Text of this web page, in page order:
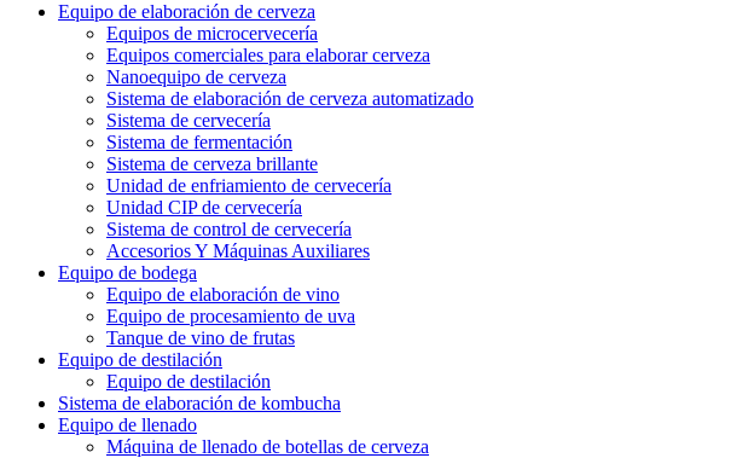
Equipo de elaboración de cerveza
Equipos de microcervecería
Equipos comerciales para elaborar cerveza
Nanoequipo de cerveza
Sistema de elaboración de cerveza automatizado
Sistema de cervecería
Sistema de fermentación
Sistema de cerveza brillante
Unidad de enfriamiento de cervecería
Unidad CIP de cervecería
Sistema de control de cervecería
Accesorios Y Máquinas Auxiliares
Equipo de bodega
Equipo de elaboración de vino
Equipo de procesamiento de uva
Tanque de vino de frutas
Equipo de destilación
Equipo de destilación
Sistema de elaboración de kombucha
Equipo de llenado
Máquina de llenado de botellas de cerveza